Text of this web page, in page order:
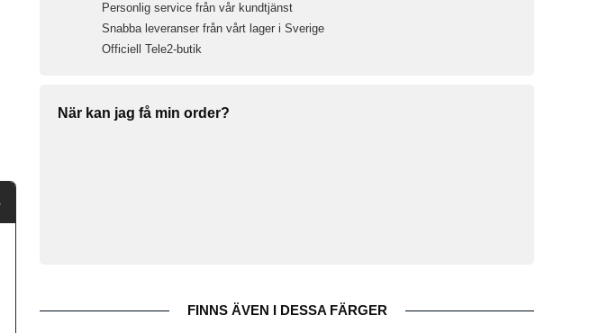
Personlig service från vår kundtjänst
Snabba leveranser från vårt lager i Sverige
Officiell Tele2-butik
När kan jag få min order?
FINNS ÄVEN I DESSA FÄRGER